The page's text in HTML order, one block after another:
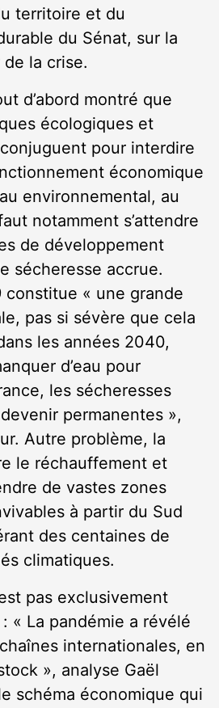
territoire et du
du Sénat, sur la
la crise.
d’abord montré que
écologiques et
pour interdire
économique
environnemental, au
notamment s’attendre
de développement
sécheresse accrue.
constitue « une grande
pas si sévère que cela
les années 2040,
d’eau pour
les sécheresses
permanentes »,
Autre problème, la
le réchauffement et
de vastes zones
à partir du Sud
des centaines de
climatiques.
pas exclusivement
« La pandémie a révélé
internationales, en
», analyse Gaël
schéma économique qui